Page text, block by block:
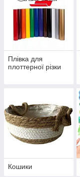
Плівка для
плоттерної різки
Кошики